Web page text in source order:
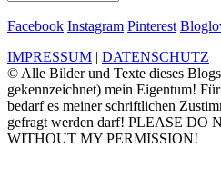
Facebook Instagram Pinterest
IMPRESSUM | DATENSCHUTZ
© Alle Bilder und Texte dieses
gekennzeichnet) mein Eigentum!
bedarf es meiner schriftlichen
gefragt werden darf! PLEASE DO
WITHOUT MY PERMISSION!